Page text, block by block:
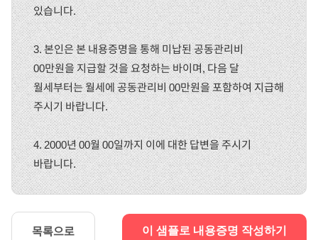
있습니다.
3. 본인은 본 내용증명을 통해 미납된 공동관리비
00만원을 지급할 것을 요청하는 바이며, 다음 달
월세부터는 월세에 공동관리비 00만원을 포함하여 지급해
주시기 바랍니다.
4. 2000년 00월 00일까지 이에 대한 답변을 주시기
바랍니다.
목록으로 이 샘플로 내용증명 작성하기